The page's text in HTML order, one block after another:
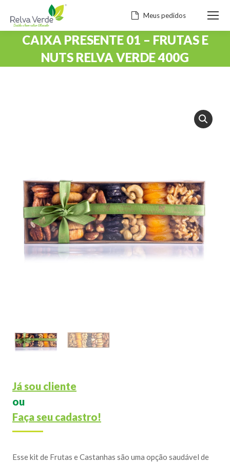
Meus pedidos
CAIXA PRESENTE 01 – FRUTAS E
NUTS RELVA VERDE 400G
Já sou cliente
ou
Faça seu cadastro!
Esse kit de Frutas e Castanhas são uma opção saudável de